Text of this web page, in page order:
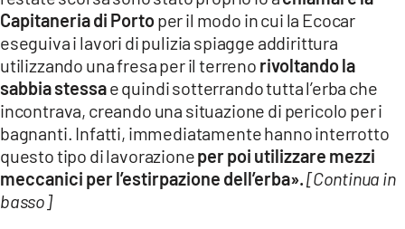
COSENZACHANNEL.IT
ILVIBONESE.IT
CATANZAROCHANNEL.IT
LACAPITALENEWS.IT
App
Capitaneria di Portoper il modo in cui la Ecocar
eseguiva i lavori di pulizia spiagge addirittura
utilizzando una fresa per il terreno rivoltando la
sabbia stessae quindi sotterrando tutta l’erba che
incontrava, creando una situazione di pericolo per i
bagnanti. Infatti, immediatamente hanno interrotto
questo tipo di lavorazioneper poi utilizzare mezzi
meccanici per l’estirpazione dell’erba».[Continua in
basso]